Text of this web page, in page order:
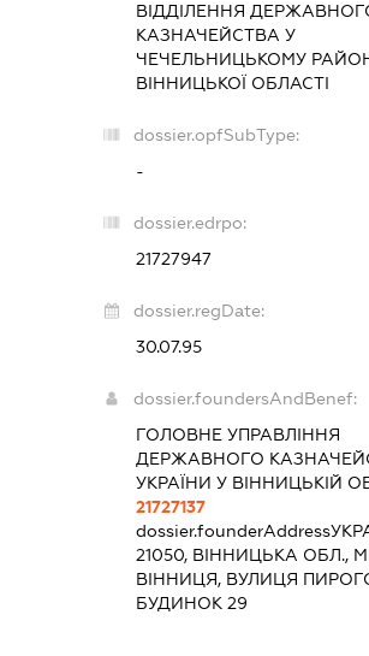
ВІДДІЛЕННЯ
КАЗНАЧЕЙСТВА У
ЧЕЧЕЛЬНИЦЬКОМУ
ВІННИЦЬКОЇ ОБЛАСТІ
dossier.opfSubType:
-
dossier.edrpo:
21727947
dossier.regDate:
30.07.95
dossier.foundersAndBenef:
ГОЛОВНЕ УПРАВЛІННЯ
ДЕРЖАВНОГО
УКРАЇНИ У ВІННИЦЬКІЙ
21727137
dossier.founderAddress
21050, ВІННИЦЬКА ОБЛ.,
ВІННИЦЯ, ВУЛИЦЯ
БУДИНОК 29